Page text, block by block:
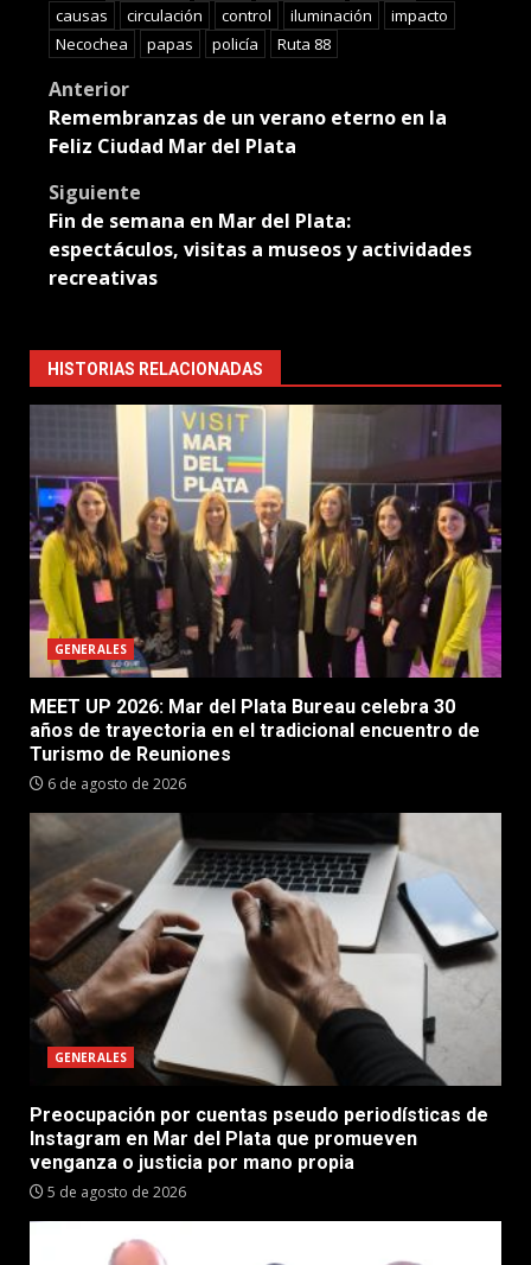
causas
circulación control iluminación
impacto
Necochea
papas policía Ruta 88
Post
navigation
Anterior
Remembranzas de un verano eterno en la
Feliz Ciudad Mar del Plata
Siguiente
Fin de semana en Mar del Plata:
espectáculos, visitas a museos y actividades
recreativas
HISTORIAS RELACIONADAS
GENERALES
MEET UP 2026: Mar del Plata Bureau celebra 30
años de trayectoria en el tradicional encuentro de
Turismo de Reuniones
6 de agosto de 2026
GENERALES
Preocupación por cuentas pseudo periodísticas de
Instagram en Mar del Plata que promueven
venganza o justicia por mano propia
5 de agosto de 2026